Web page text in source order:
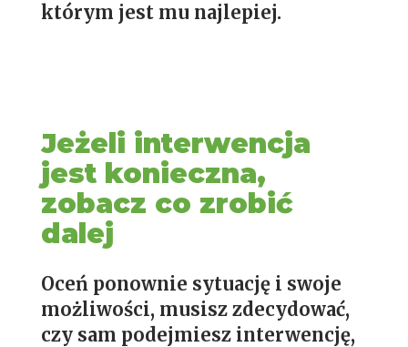
którym jest mu najlepiej.
Jeżeli interwencja
jest konieczna,
zobacz co zrobić
dalej
Oceń ponownie sytuację i swoje
możliwości, musisz zdecydować,
czy sam podejmiesz interwencję,